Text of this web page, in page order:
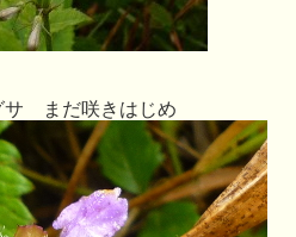
サ まだ咲きはじめ